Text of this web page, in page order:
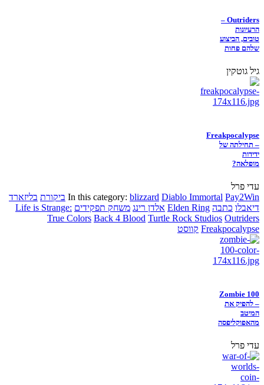
Outriders –
הרעיונות
טובים, הביצוע
שלהם פחות
גיל גוטקין
Freakpocalypse
– תחילתה של
ידידות
מופלאה?
עדי פרל
In this category: blizzard Diablo Immortal Pay2Win ביקורת בליזארד
דיאבלו כתבה Elden Ring אלדן רינג משחק תפקידים Life is Strange:
True Colors Back 4 Blood Turtle Rock Studios Outriders
Freakpocalypse קווסט
Zombie 100
– להפיק את
המיטב
מהאפוקליפסה
עדי פרל